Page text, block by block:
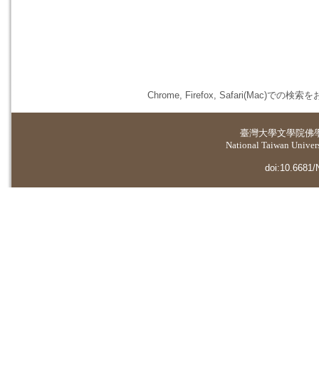
Chrome, Firefox, Safari(Mac)での検索を
臺灣大學文學院佛
National Taiwan
doi:10.6681/